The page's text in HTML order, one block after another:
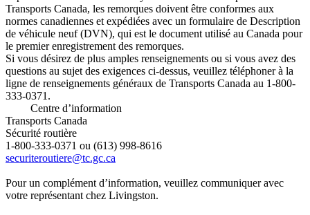
Transports Canada, les remorques doivent être conformes aux
normes canadiennes et expédiées avec un formulaire de Description
de véhicule neuf (DVN), qui est le document utilisé au Canada pour
le premier enregistrement des remorques.
Si vous désirez de plus amples renseignements ou si vous avez des
questions au sujet des exigences ci-dessus, veuillez téléphoner à la
ligne de renseignements généraux de Transports Canada au 1-800-
333-0371.
Centre d’information
Transports Canada
Sécurité routière
1-800-333-0371 ou (613) 998-8616
securiteroutiere@tc.gc.ca
Pour un complément d’information, veuillez communiquer avec
votre représentant chez Livingston.